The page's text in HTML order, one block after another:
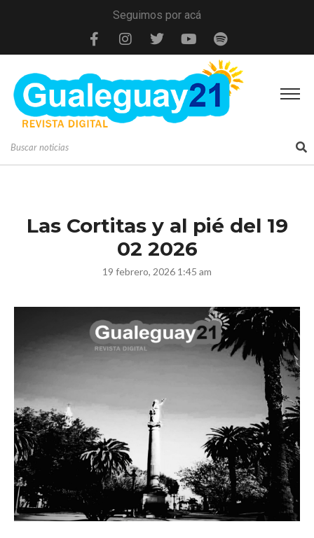
Seguimos por acá
Las Cortitas y al pié del 19
02 2026
19 febrero, 2026 1:45 am